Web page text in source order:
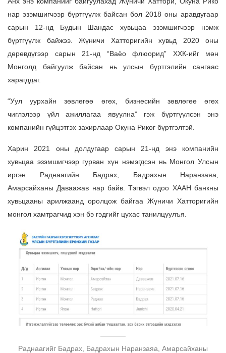
нар эзэмшигчээр бүртгүүлж байсан бол 2018 оны аравдугаар
сарын 12-нд Будын Шандас хувьцаа эзэмшигчээр нэмж
бүртгүүлж байжээ. Жүничи Хатторигийн хувьд 2020 оны
дөрөвдүгээр сарын 21-нд “Ваёо флюорид” ХХК-ийг мөн
Монголд байгуулж байсан нь улсын бүртгэлийн сангаас
харагддаг.
“Уул уурхайн зөвлөгөө өгөх, бизнесийн зөвлөгөө өгөх
чиглэлээр үйл ажиллагаа явуулна” гэж бүртгүүлсэн энэ
компанийн гүйцэтгэх захирлаар Окуна Риког бүртгэлтэй.
Харин 2021 оны долдугаар сарын 21-нд энэ компанийн
хувьцаа эзэмшигчээр гурван хүн нэмэгдсэн нь Монгол Улсын
иргэн Раднаагийн Бадрах, Бадрахын Наранзаяа,
Амарсайханы Даваажав нар байв. Тэгвэл одоо ХААН банкны
хувьцааны арилжаанд оролцож байгаа Жүничи Хатторигийн
монгол хамтрагчид хэн бэ гэдгийг цухас танилцуулъя.
Раднаагийг Бадрах, Бадрахын Наранзаяа, Амарсайханы